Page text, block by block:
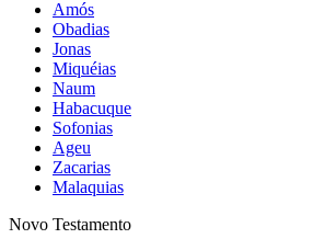
Amós
Obadias
Jonas
Miquéias
Naum
Habacuque
Sofonias
Ageu
Zacarias
Malaquias
Novo Testamento